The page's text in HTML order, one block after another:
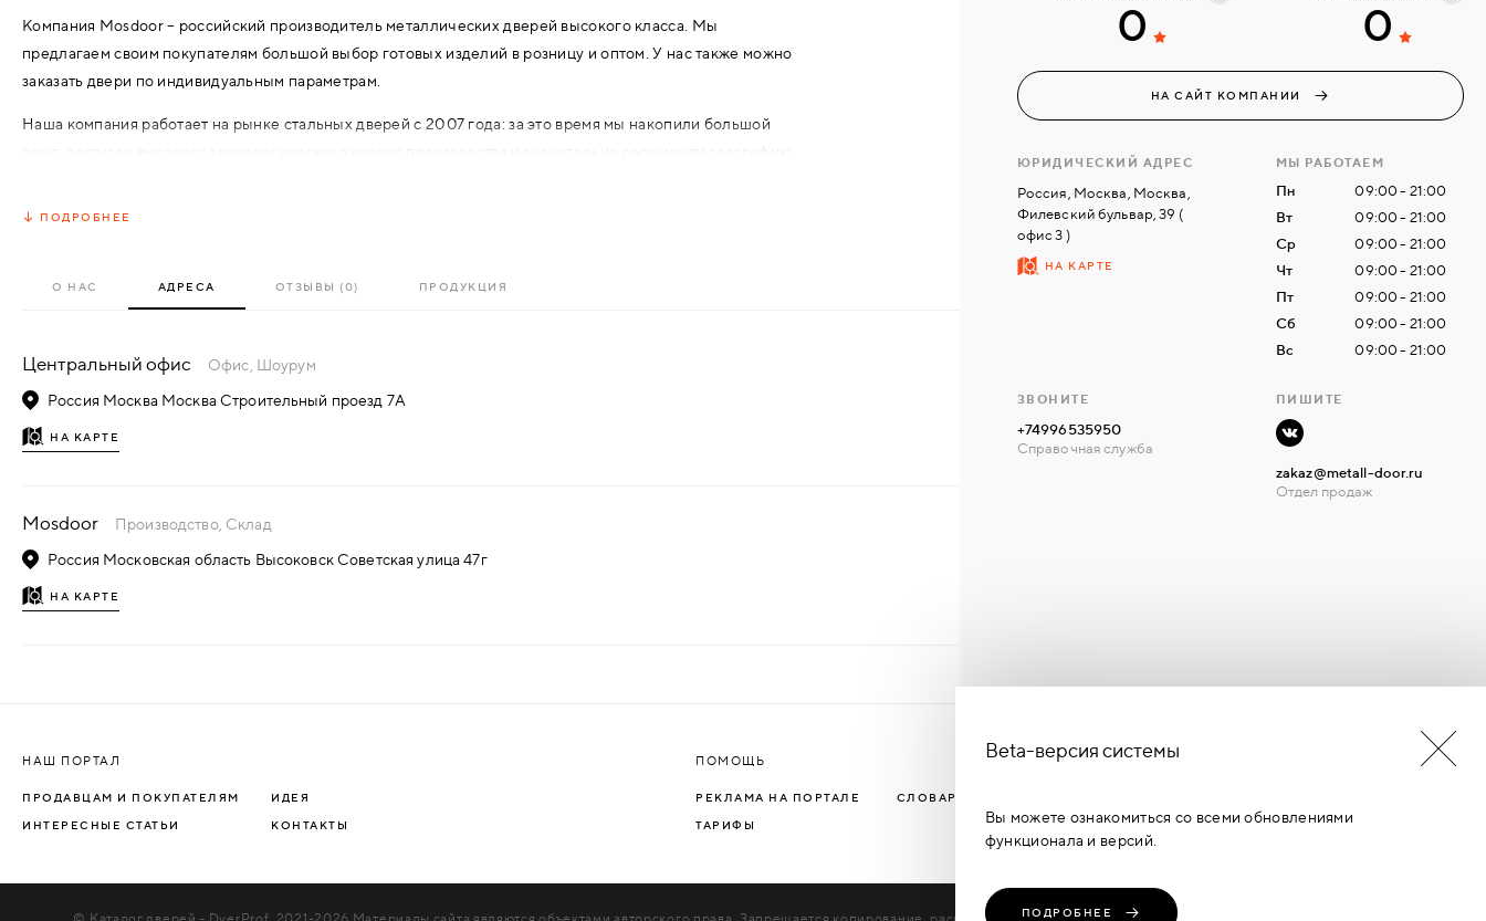
СТЕКЛЯННЫЕ
КОМБИНИРОВАННЫЕ
МЕТАЛЛИЧЕСКИЕ
ПЛАСТИКОВЫЕ
УПОРЫ
НАПОЛЬНЫЕ
НАСТЕННЫЕ
КОМПЛЕКТУЮЩИЕ
СКУД И "УМНЫЙ
Компания Mosdoor – российский производитель металлических дверей высокого класса. Мы
предлагаем своим покупателям большой выбор готовых изделий в розницу и оптом. У нас также можно
заказать двери по индивидуальным параметрам.
Наша компания работает на рынке стальных дверей с 2007 года: за это время мы накопили большой
ПОДРОБНЕЕ
О НАС АДРЕСА ОТЗЫВЫ (0) ПРОДУКЦИЯ
Центральный офис
Офис, Шоурум
Россия Москва Москва Строительный проезд 7А
НА КАРТЕ
Mosdoor
Производство, Склад
Россия Московская область Высоковск Советская улица 47г
НА КАРТЕ
0 0
НА САЙТ КОМПАНИИ
ЮРИДИЧЕСКИЙ АДРЕС
Россия, Москва, Москва,
Филевский бульвар, 39 (
офис 3 )
НА КАРТЕ
МЫ РАБОТАЕМ
Пн
09:00 - 21:00
Вт
09:00 - 21:00
Ср
09:00 - 21:00
Чт
09:00 - 21:00
Пт
09:00 - 21:00
Сб
09:00 - 21:00
Вс
09:00 - 21:00
ЗВОНИТЕ
+74996535950
Справочная служба
ПИШИТЕ
zakaz@metall-door.ru
Отдел продаж
НАШ ПОРТАЛ
ПРОДАВЦАМ И ПОКУПАТЕЛЯМ ИДЕЯ
ИНТЕРЕСНЫЕ СТАТЬИ КОНТАКТЫ
ПОМОЩЬ
РЕКЛАМА НА ПОРТАЛЕ СЛОВАРЬ ТЕРМИНОВ
ТАРИФЫ
БУДЬ В КУРСЕ НОВОСТЕЙ
Beta-версия системы
Вы можете ознакомиться со всеми обновлениями
функционала и версий.
ПОДРОБНЕЕ